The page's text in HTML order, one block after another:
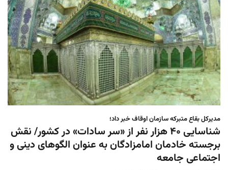
مدیرکل بقاع متبرکه سازمان اوقاف خبر داد؛
شناسایی ۴۰ هزار نفر از «سر سادات» در کشور/ نقش
برجسته خادمان امامزادگان به عنوان الگوهای دینی و
اجتماعی جامعه